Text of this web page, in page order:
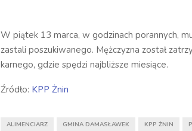
W piątek 13 marca, w godzinach porannych,
zastali poszukiwanego. Mężczyzna został
karnego, gdzie spędzi najbliższe miesiące.
Źródło: KPP Żnin
ALIMENCIARZ GMINA DAMASŁAWEK KPP ŻNIN